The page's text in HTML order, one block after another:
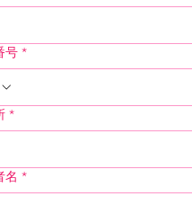
号 *
*
名 *